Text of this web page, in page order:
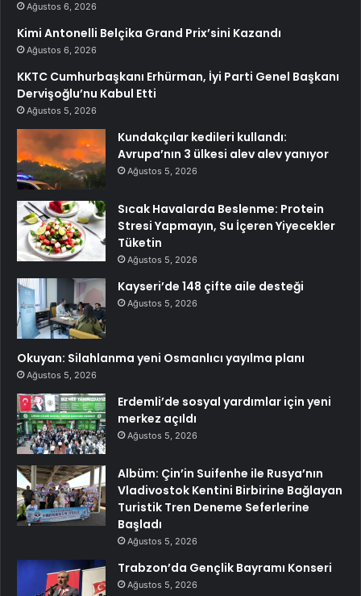
Ağustos 6, 2026
Kimi Antonelli Belçika Grand Prix’sini Kazandı
Ağustos 6, 2026
KKTC Cumhurbaşkanı Erhürman, İyi Parti Genel Başkanı
Dervişoğlu’nu Kabul Etti
Ağustos 5, 2026
Kundakçılar kedileri kullandı:
Avrupa’nın 3 ülkesi alev alev yanıyor
Ağustos 5, 2026
Sıcak Havalarda Beslenme: Protein
Stresi Yapmayın, Su İçeren Yiyecekler
Tüketin
Ağustos 5, 2026
Kayseri’de 148 çifte aile desteği
Ağustos 5, 2026
Okuyan: Silahlanma yeni Osmanlıcı yayılma planı
Ağustos 5, 2026
Erdemli’de sosyal yardımlar için yeni
merkez açıldı
Ağustos 5, 2026
Albüm: Çin’in Suifenhe ile Rusya’nın
Vladivostok Kentini Birbirine Bağlayan
Turistik Tren Deneme Seferlerine
Başladı
Ağustos 5, 2026
Trabzon’da Gençlik Bayramı Konseri
Ağustos 5, 2026